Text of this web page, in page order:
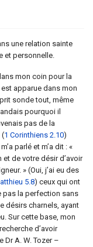
une relation sainte
et personnelle.
mon coin pour la
apparue dans mon
sonde tout, même
pourquoi il
pas de la
(1 Corinthiens 2.10)
parlé et m’a dit : «
de votre désir d’avoir
» (Oui, j’ai eu des
5.8) ceux qui ont
pas la perfection sans
désirs charnels, ayant
Sur cette base, mon
d’avoir
Dr A. W. Tozer –